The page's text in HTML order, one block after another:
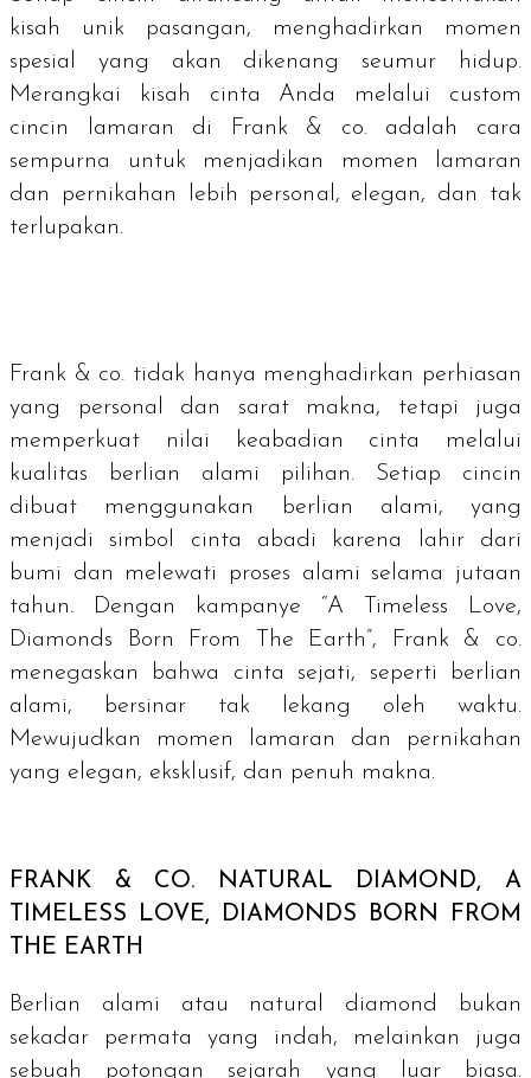
kisah unik pasangan, menghadirkan momen
spesial yang akan dikenang seumur hidup.
Merangkai kisah cinta Anda melalui custom
cincin lamaran di Frank & co. adalah cara
sempurna untuk menjadikan momen lamaran
dan pernikahan lebih personal, elegan, dan tak
terlupakan.
Frank & co. tidak hanya menghadirkan perhiasan
yang personal dan sarat makna, tetapi juga
memperkuat nilai keabadian cinta melalui
kualitas berlian alami pilihan. Setiap cincin
dibuat menggunakan berlian alami, yang
menjadi simbol cinta abadi karena lahir dari
bumi dan melewati proses alami selama jutaan
tahun. Dengan kampanye “A Timeless Love,
Diamonds Born From The Earth”, Frank & co.
menegaskan bahwa cinta sejati, seperti berlian
alami, bersinar tak lekang oleh waktu.
Mewujudkan momen lamaran dan pernikahan
yang elegan, eksklusif, dan penuh makna.
FRANK & CO. NATURAL DIAMOND, A
TIMELESS LOVE, DIAMONDS BORN FROM
THE EARTH
Berlian alami atau natural diamond
bukan
sekadar permata yang indah, melainkan juga
sebuah potongan sejarah yang luar biasa.